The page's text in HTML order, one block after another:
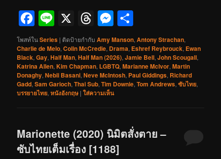
Facebook
Line
X Threads
Messenger
โพสท์ในSeries | ติดป้ายกำกับ Amy Manson,Antony Strachan,
Charlie de Melo,Colin McCredie, Drama, Eshref Reybrouck, Ewan
Black,Gay,Half Man,Half Man (2026),Jamie Bell,John Scougall,
Katrina Allen,Kim Chapman, LGBTQ,Marianne McIvor,Martin
Donaghy,Nebli Basani,Neve McIntosh, Paul Giddings, Richard
Gadd,Sam Garioch,Thai Sub,Tim Downie,Tom Andrews,ซับไทย,
บรรยายไทย,หนังอังกฤษ |ใส่ความเห็น
Marionette (2020) นิมิตสั่งตาย –
ซับไทยเต็มเรื่อง [1188]